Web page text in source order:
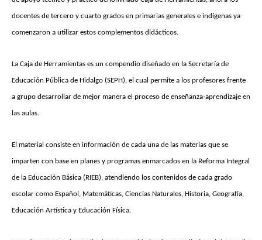
docentes de tercero y cuarto grados en primarias generales e indígenas ya
comenzaron a utilizar estos complementos didácticos.
La Caja de Herramientas es un compendio diseñado en la Secretaría de
Educación Pública de Hidalgo (SEPH), el cual permite a los profesores frente
a grupo desarrollar de mejor manera el proceso de enseñanza-aprendizaje en
las aulas.
El material consiste en información de cada una de las materias que se
imparten con base en planes y programas enmarcados en la Reforma Integral
de la Educación Básica (RIEB), atendiendo los contenidos de cada grado
escolar como Español, Matemáticas, Ciencias Naturales, Historia, Geografía,
Educación Artística y Educación Física.